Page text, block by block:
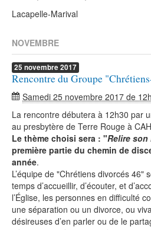
Lacapelle-Marival
NOVEMBRE
25 novembre2017
Rencontre du Groupe
Samedi 25 novembre 2017 de
La rencontre débutera à 12h30 par
au presbytère de Terre Rouge à
Le thème choisi sera : "Relire
première partie du chemin de
année.
L’équipe de "Chrétiens divorcés 46"
temps d’accueillir, d’écouter, et
l’Église, les personnes en difficulté
une séparation ou un divorce, ou
désireuses d’en parler ou de le